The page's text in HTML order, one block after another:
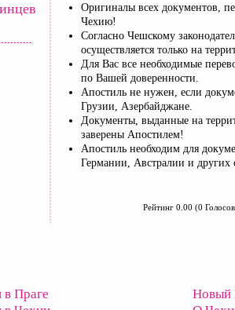
Оригиналы всех документов,
Чехию!
Согласно Чешскому
осуществляется только на
Для Вас все необходимые
по Вашей доверенности.
Апостиль не нужен, если
Грузии, Азербайджане.
Документы, выданные на
заверены Апостилем!
Апостиль необходим для
Германии, Австралии и других
Рейтинг 0.00 (0
в Праге
Новый